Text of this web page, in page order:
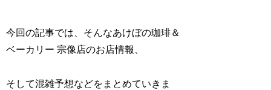
今回の記事では、そんなあけぼの珈琲＆
ベーカリー 宗像店のお店情報、
そして混雑予想などをまとめていきま